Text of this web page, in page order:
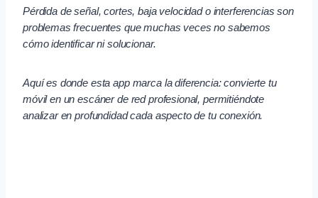
Pérdida de señal, cortes, baja velocidad o interferencias son
problemas frecuentes que muchas veces no sabemos
cómo identificar ni solucionar.
Aquí es donde esta app marca la diferencia: convierte tu
móvil en un escáner de red profesional, permitiéndote
analizar en profundidad cada aspecto de tu conexión.